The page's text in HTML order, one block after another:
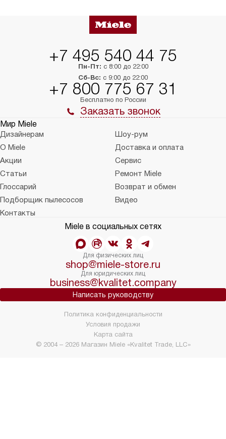
+7 495 540 44 75
Пн-Пт: с 8:00 до 22:00
Сб-Вс: с 9:00 до 22:00
+7 800 775 67 31
Бесплатно по России
Заказать звонок
Мир Miele
Дизайнерам
Шоу-рум
О Miele
Доставка и оплата
Акции
Сервис
Статьи
Ремонт Miele
Глоссарий
Возврат и обмен
Подборщик пылесосов
Видео
Контакты
Miele в социальных сетях
Для физических лиц
shop@miele-store.ru
Для юридических лиц
business@kvalitet.company
Написать руководству
© 2004 – 2026 Магазин Miele «Kvalitet Trade, LLC»
Политика конфиденциальности
Условия продажи
Карта сайта